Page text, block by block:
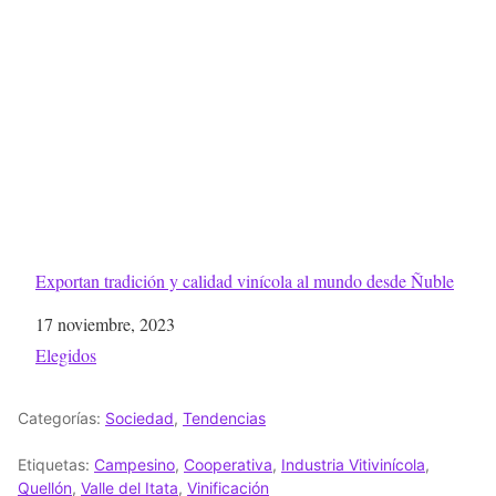
Exportan tradición y calidad vinícola al mundo desde Ñuble
Fecha
17 noviembre, 2023
Respecto a
Elegidos
Categorías: Sociedad, Tendencias
Etiquetas: Campesino, Cooperativa, Industria Vitivinícola,
Quellón, Valle del Itata, Vinificación